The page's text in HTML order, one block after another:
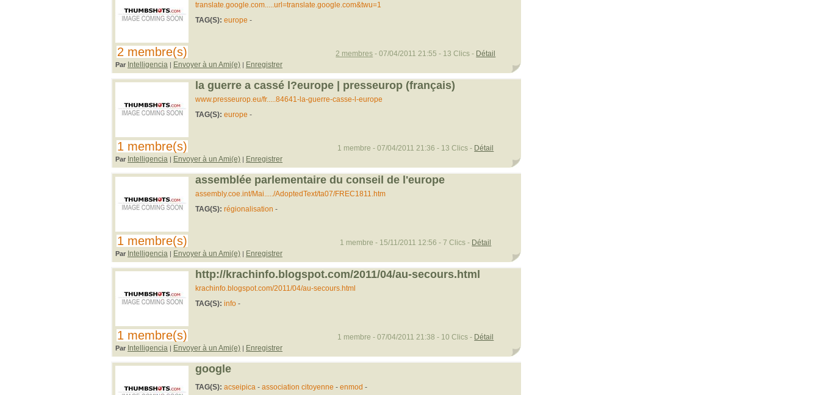
2 membre(s)
translate.google.com.....url=translate.google.com&twu=1
TAG(S): europe -
Par Intelligencia | Envoyer à un Ami(e) | Enregistrer
2 membres - 07/04/2011 21:55 - 13 Clics - Détail
1 membre(s)
la guerre a cassé l?europe | presseurop (français)
www.presseurop.eu/fr.....84641-la-guerre-casse-l-europe
TAG(S): europe -
Par Intelligencia | Envoyer à un Ami(e) | Enregistrer
1 membre - 07/04/2011 21:36 - 13 Clics - Détail
1 membre(s)
assemblée parlementaire du conseil de l'europe
assembly.coe.int/Mai...../AdoptedText/ta07/FREC1811.htm
TAG(S): régionalisation -
Par Intelligencia | Envoyer à un Ami(e) | Enregistrer
1 membre - 15/11/2011 12:56 - 7 Clics - Détail
1 membre(s)
http://krachinfo.blogspot.com/2011/04/au-secours.html
krachinfo.blogspot.com/2011/04/au-secours.html
TAG(S): info-
Par Intelligencia | Envoyer à un Ami(e) | Enregistrer
1 membre - 07/04/2011 21:38 - 10 Clics - Détail
google
TAG(S): acseipica - association citoyenne - enmod -